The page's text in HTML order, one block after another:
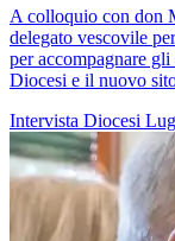
A colloquio con don
delegato vescovile
per accompagnare
Diocesi e il nuovo
Intervista Diocesi